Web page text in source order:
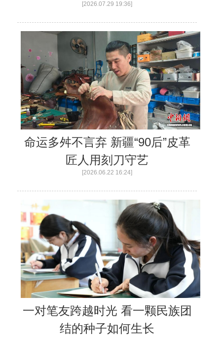
[2026.07.29 19:36]
命运多舛不言弃 新疆“90后”皮革
匠人用刻刀守艺
[2026.06.22 16:24]
一对笔友跨越时光 看一颗民族团
结的种子如何生长